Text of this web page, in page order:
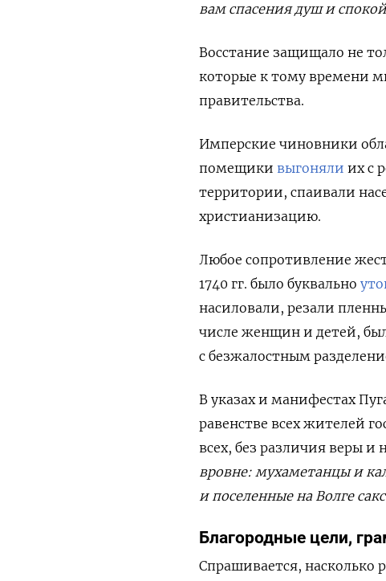
вам спасения душ и
Восстание защищало не
которые к тому времени
правительства.
Имперские чиновники
помещики выгоняли их с
территории, спаивали
христианизацию.
Любое сопротивление
1740 гг. было буквально
насиловали, резали
числе женщин и детей,
с безжалостным
В указах и манифестах
равенстве всех жителей
всех, без различия веры и
вровне: мухаметанцы и
и поселенные на Волге
Благородные цели,
Спрашивается, насколько